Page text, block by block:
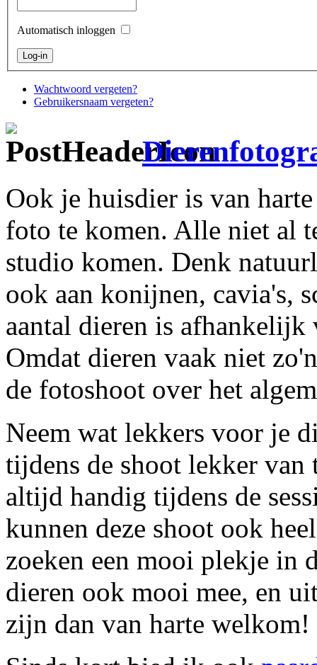
Automatisch inloggen
Wachtwoord vergeten?
Gebruikersnaam vergeten?
Ook je huisdier is van
foto te komen. Alle niet al
studio komen. Denk
ook aan konijnen, cavia's,
aantal dieren is afhankelijk
Omdat dieren vaak niet
de fotoshoot over het
Neem wat lekkers voor je
tijdens de shoot lekker
altijd handig tijdens de
kunnen deze shoot ook
zoeken een mooi plekje in
dieren ook mooi mee, en
zijn dan van harte welkom!